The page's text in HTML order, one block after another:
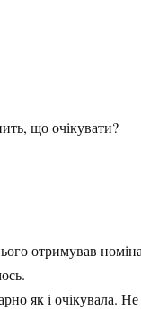
що очікувати?
отримував
як і очікувала.